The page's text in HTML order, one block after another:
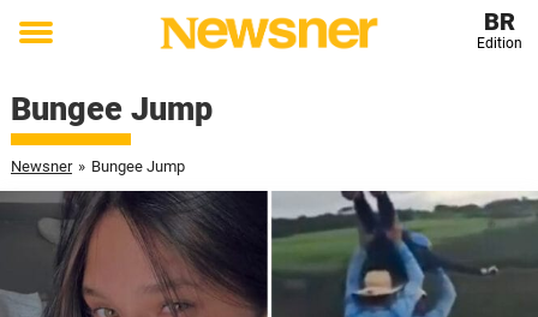
Toggle
BR
Edition
Bungee Jump
Newsner » Bungee Jump